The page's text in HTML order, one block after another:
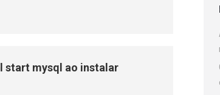
start mysql ao instalar